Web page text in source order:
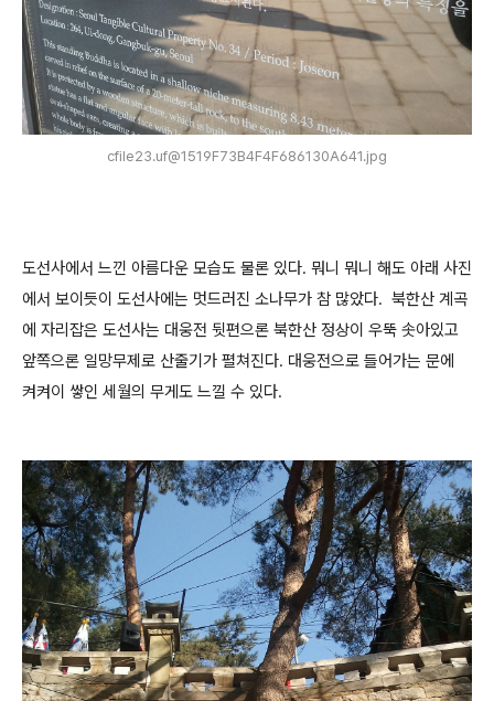
cfile23.uf@1519F73B4F4F686130A641.jpg
도선사에서 느낀 아름다운 모습도 물론 있다. 뭐니 뭐니 해도 아래 사진
에서 보이듯이 도선사에는 멋드러진 소나무가 참 많았다. 북한산 계곡
에 자리잡은 도선사는 대웅전 뒷편으론 북한산 정상이 우뚝 솟아있고
앞쪽으론 일망무제로 산줄기가 펼쳐진다. 대웅전으로 들어가는 문에
켜켜이 쌓인 세월의 무게도 느낄 수 있다.